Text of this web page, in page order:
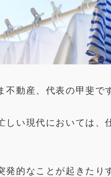
不動産、代表の甲斐で
しい現代においては、
発的なことが起きたり